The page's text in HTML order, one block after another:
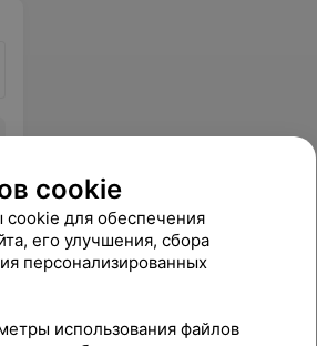
cookie
cookie для обеспечения
его улучшения, сбора
персонализированных
использования файлов